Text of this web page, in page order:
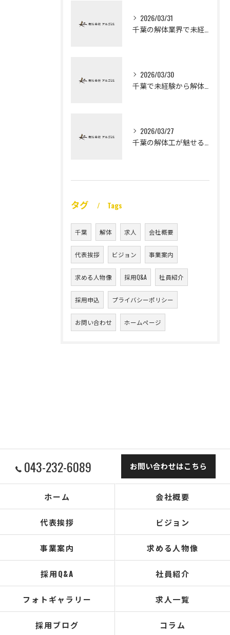
2026/03/31
2026/03/30
2026/03/27
タグ Tags
千葉 解体 求人 会社概要
代表挨拶 ビジョン 事業案内
求める人物像 採用Q&A 社員紹介
採用申込 プライバシーポリシー
お問い合わせ ホームページ
043-232-6089 お問い合わせはこちら
ホーム 会社概要
代表挨拶 ビジョン
事業案内 求める人物像
採用Q&A 社員紹介
フォトギャラリー 求人一覧
採用ブログ コラム